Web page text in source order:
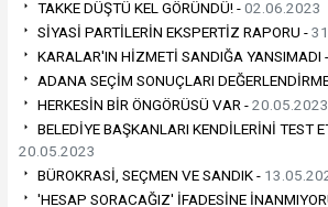
TAKKE DÜŞTÜ KEL GÖRÜNDÜ! -02.06.2023
SİYASİ PARTİLERİN EKSPERTİZ RAPORU -
KARALAR'IN HİZMETİ SANDIĞA YANSIMADI -
ADANA SEÇİM SONUÇLARI
HERKESİN BİR ÖNGÖRÜSÜ VAR -20.05.2023
BELEDİYE BAŞKANLARI KENDİLERİNİ TEST
20.05.2023
BÜROKRASİ, SEÇMEN VE SANDIK -
'HESAP SORACAĞIZ' İFADESİNE